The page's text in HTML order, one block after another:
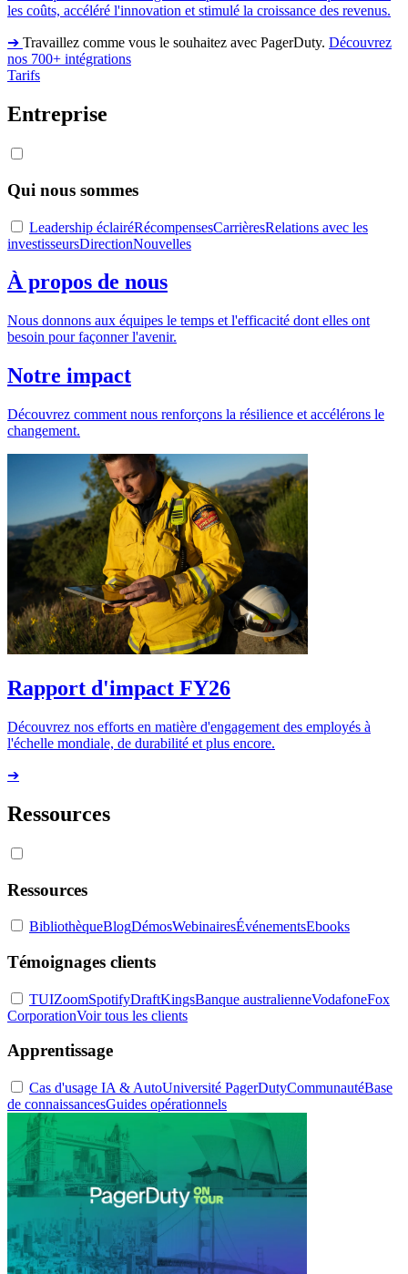
les coûts, accéléré l'innovation et stimulé la croissance des revenus.
➔ Travaillez comme vous le souhaitez avec PagerDuty. Découvrez
nos 700+ intégrations
Tarifs
Entreprise
Qui nous sommes
Leadership éclairéRécompensesCarrièresRelations avec les
investisseursDirectionNouvelles
À propos de nous
Nous donnons aux équipes le temps et l'efficacité dont elles ont
besoin pour façonner l'avenir.
Notre impact
Découvrez comment nous renforçons la résilience et accélérons le
changement.
Rapport d'impact FY26
Découvrez nos efforts en matière d'engagement des employés à
l'échelle mondiale, de durabilité et plus encore.
➔
Ressources
Ressources
BibliothèqueBlogDémosWebinairesÉvénementsEbooks
Témoignages clients
TUIZoomSpotifyDraftKingsBanque australienneVodafoneFox
CorporationVoir tous les clients
Apprentissage
Cas d'usage IA & AutoUniversité PagerDutyCommunautéBase
de connaissancesGuides opérationnels